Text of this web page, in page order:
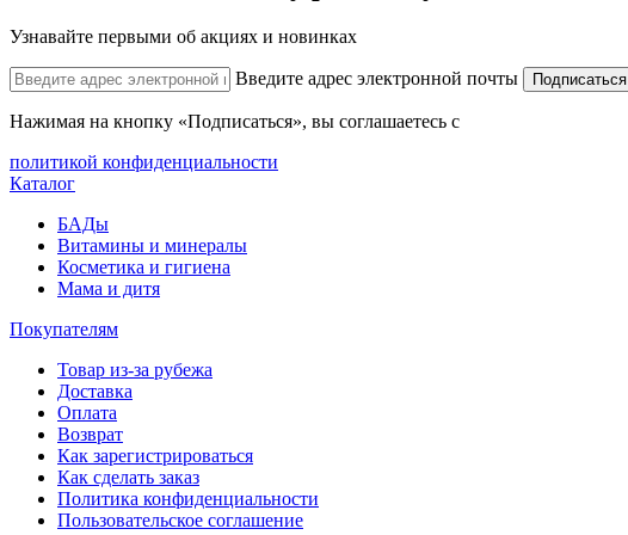
Узнавайте первыми об акциях и новинках
Введите адрес электронной почты Подписаться
Нажимая на кнопку «Подписаться», вы соглашаетесь с
политикой конфиденциальности
Каталог
БАДы
Витамины и минералы
Косметика и гигиена
Мама и дитя
Покупателям
Товар из-за рубежа
Доставка
Оплата
Возврат
Как зарегистрироваться
Как сделать заказ
Политика конфиденциальности
Пользовательское соглашение